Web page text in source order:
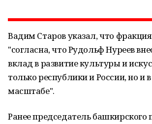
Вадим Старов указал, что
"согласна, что Рудольф Нуреев
вклад в развитие культуры и
только республики и России, но и
масштабе".
Ранее председатель башкирского